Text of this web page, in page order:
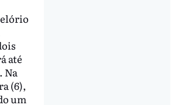
até
Na
(6),
um